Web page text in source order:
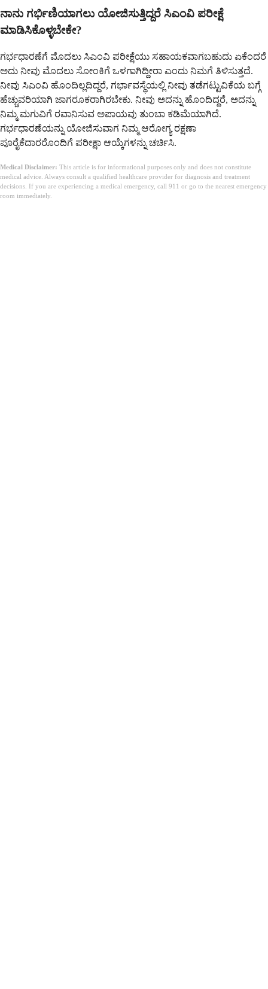
ನಾನು ಗರ್ಭಿಣಿಯಾಗಲು ಯೋಜಿಸುತ್ತಿದ್ದರೆ ಸಿಎಂವಿ ಪರೀಕ್ಷೆ
ಮಾಡಿಸಿಕೊಳ್ಳಬೇಕೇ?
ಗರ್ಭಧಾರಣೆಗೆ ಮೊದಲು ಸಿಎಂವಿ ಪರೀಕ್ಷೆಯು ಸಹಾಯಕವಾಗಬಹುದು ಏಕೆಂದರೆ
ಅದು ನೀವು ಮೊದಲು ಸೋಂಕಿಗೆ ಒಳಗಾಗಿದ್ದೀರಾ ಎಂದು ನಿಮಗೆ ತಿಳಿಸುತ್ತದೆ.
ನೀವು ಸಿಎಂವಿ ಹೊಂದಿಲ್ಲದಿದ್ದರೆ, ಗರ್ಭಾವಸ್ಥೆಯಲ್ಲಿ ನೀವು ತಡೆಗಟ್ಟುವಿಕೆಯ ಬಗ್ಗೆ
ಹೆಚ್ಚುವರಿಯಾಗಿ ಜಾಗರೂಕರಾಗಿರಬೇಕು. ನೀವು ಅದನ್ನು ಹೊಂದಿದ್ದರೆ, ಅದನ್ನು
ನಿಮ್ಮ ಮಗುವಿಗೆ ರವಾನಿಸುವ ಅಪಾಯವು ತುಂಬಾ ಕಡಿಮೆಯಾಗಿದೆ.
ಗರ್ಭಧಾರಣೆಯನ್ನು ಯೋಜಿಸುವಾಗ ನಿಮ್ಮ ಆರೋಗ್ಯ ರಕ್ಷಣಾ
ಪೂರೈಕೆದಾರರೊಂದಿಗೆ ಪರೀಕ್ಷಾ ಆಯ್ಕೆಗಳನ್ನು ಚರ್ಚಿಸಿ.
Medical Disclaimer: This article is for informational purposes only and does not constitute
medical advice. Always consult a qualified healthcare provider for diagnosis and treatment
decisions. If you are experiencing a medical emergency, call 911 or go to the nearest emergency
room immediately.